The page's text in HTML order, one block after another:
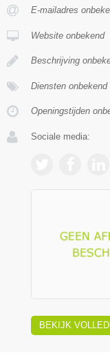
E-mailadres
Website onbekend
Beschrijving
Diensten onbekend
Openingstijden
Sociale media:
BEKIJK